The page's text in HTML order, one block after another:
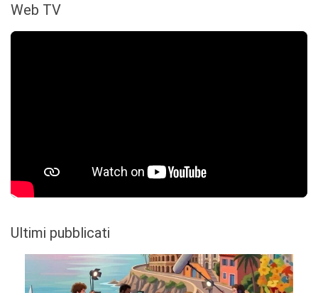
Web TV
Ultimi pubblicati